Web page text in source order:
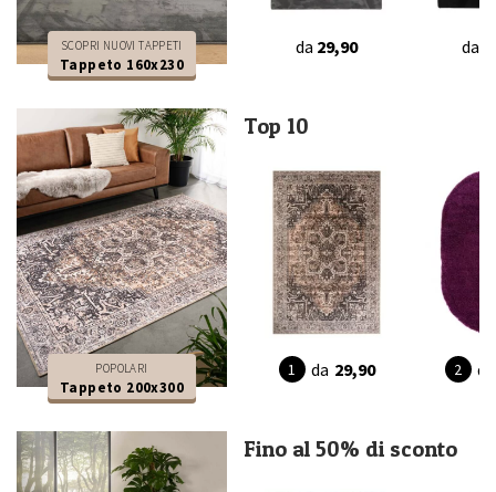
SCOPRI NUOVI TAPPETI
Tappeto 160x230
da 29,90 da
POPOLARI
Tappeto 200x300
Top 10
da 29,90 da
Fino al 50% di sconto